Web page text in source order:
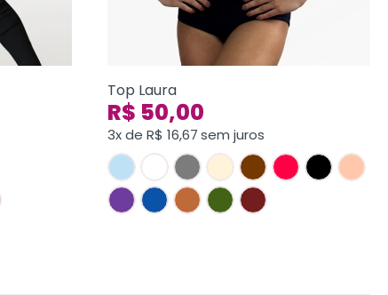
Top Laura
R$ 50,00
3x de R$ 16,67sem juros